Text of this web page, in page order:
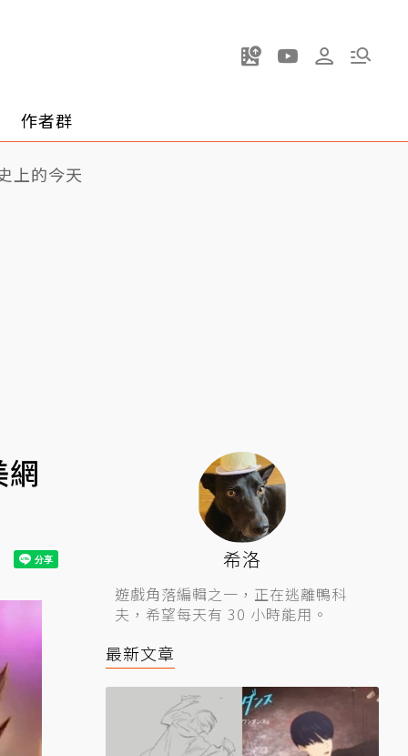
作者群
上的今天
希洛
遊戲角落編輯之一，正在逃離鴨科
夫，希望每天有 30 小時能用。
最新文章